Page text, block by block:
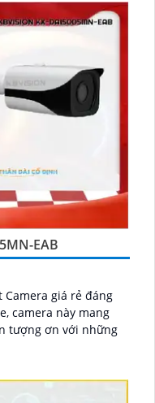
EAB
Camera giá rẻ đáng